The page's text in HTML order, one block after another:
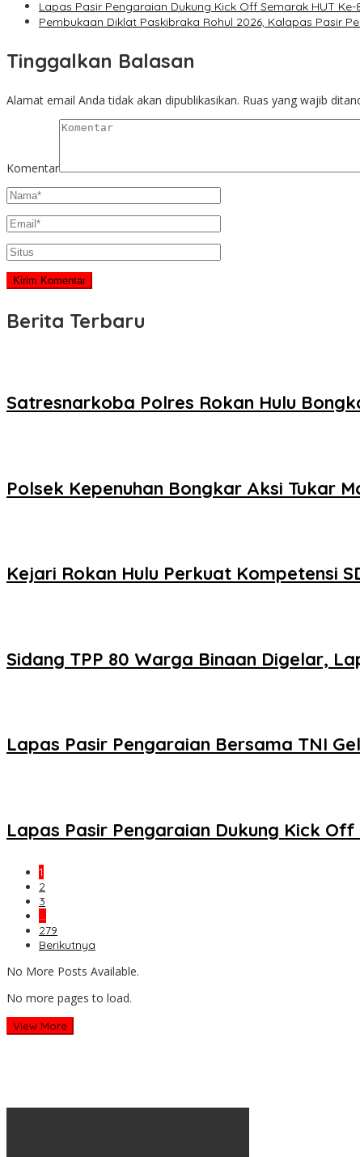
Lapas Pasir Pengaraian Dukung Kick Off Semarak HUT
Pembukaan Diklat Paskibraka Rohul 2026, Kalapas Pasir
Tinggalkan Balasan
Alamat email Anda tidak akan dipublikasikan. Ruas yang wajib
Komentar
Berita Terbaru
Satresnarkoba Polres Rokan Hulu
Polsek Kepenuhan Bongkar Aksi Tukar
Kejari Rokan Hulu Perkuat Kompetensi
Sidang TPP 80 Warga Binaan Digelar,
Lapas Pasir Pengaraian Bersama TNI
Lapas Pasir Pengaraian Dukung Kick
1
2
3
…
279
Berikutnya
No More Posts Available.
No more pages to load.
View More